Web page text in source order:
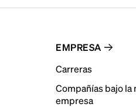
EMPRESA
Carreras
Compañías bajo la
empresa